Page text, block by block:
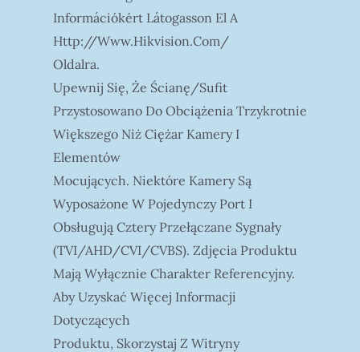
Információkért Látogasson El A
Http://www.hikvision.com/
Oldalra.
Upewnij Się, Że Ścianę/sufit
Przystosowano Do Obciążenia Trzykrotnie
Większego Niż Ciężar Kamery I
Elementów
Mocujących. Niektóre Kamery Są
Wyposażone W Pojedynczy Port I
Obsługują Cztery Przełączane Sygnały
(TVI/AHD/CVI/CVBS). Zdjęcia Produktu
Mają Wyłącznie Charakter Referencyjny.
Aby Uzyskać Więcej Informacji
Dotyczących
Produktu, Skorzystaj Z Witryny